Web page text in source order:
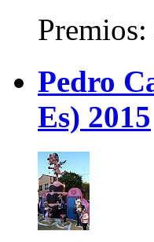
Premios:
Pedro
Es) 2015